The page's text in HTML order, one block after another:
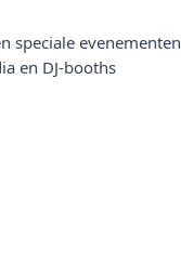
speciale evenementen
en DJ-booths